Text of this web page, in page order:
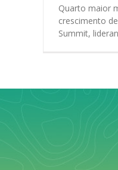
Quarto maior
crescimento
Summit,